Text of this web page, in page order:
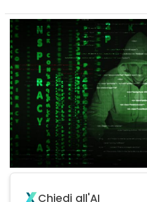
Chiedi all'AI